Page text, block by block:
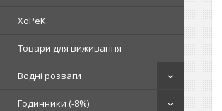
ХоРеК
Товари для виживання
Водні розваги
Годинники (-8%)